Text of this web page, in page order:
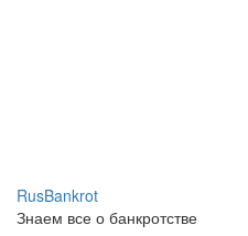
RusBankrot
Знаем все о банкротстве